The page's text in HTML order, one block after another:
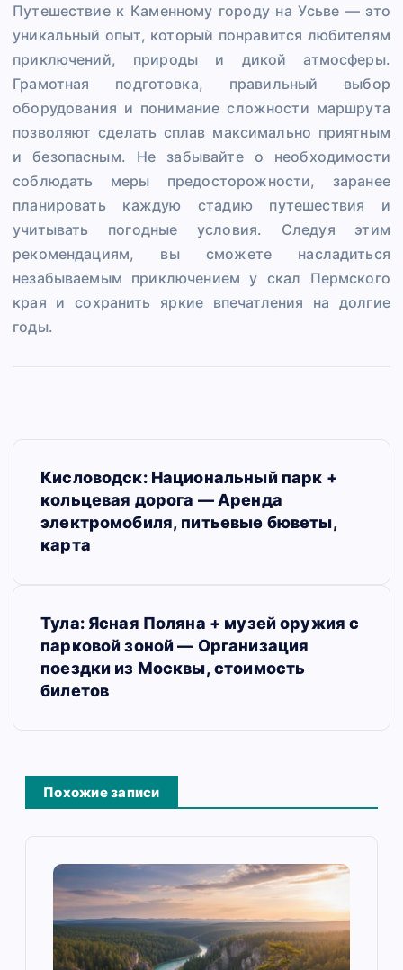
Путешествие к Каменному городу на Усьве — это
уникальный опыт, который понравится любителям
приключений, природы и дикой атмосферы.
Грамотная подготовка, правильный выбор
оборудования и понимание сложности маршрута
позволяют сделать сплав максимально приятным
и безопасным. Не забывайте о необходимости
соблюдать меры предосторожности, заранее
планировать каждую стадию путешествия и
учитывать погодные условия. Следуя этим
рекомендациям, вы сможете насладиться
незабываемым приключением у скал Пермского
края и сохранить яркие впечатления на долгие
годы.
Кисловодск: Национальный парк +
кольцевая дорога — Аренда
электромобиля, питьевые бюветы,
карта
Тула: Ясная Поляна + музей оружия с
парковой зоной — Организация
поездки из Москвы, стоимость
билетов
Похожие записи